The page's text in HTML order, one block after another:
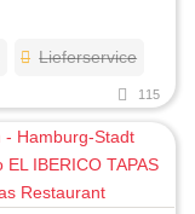
Lieferservice
115